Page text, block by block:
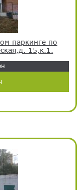
паркинге по
15,к.1.